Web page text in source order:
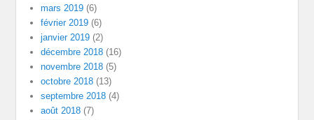
mars 2019 (6)
février 2019 (6)
janvier 2019 (2)
décembre 2018 (16)
novembre 2018 (5)
octobre 2018 (13)
septembre 2018 (4)
août 2018 (7)